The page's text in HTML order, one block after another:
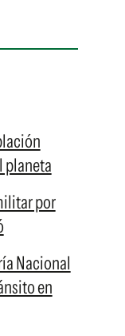
planeta
por
Nacional
en